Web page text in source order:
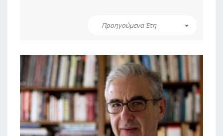
Προηγούμενα Έτη